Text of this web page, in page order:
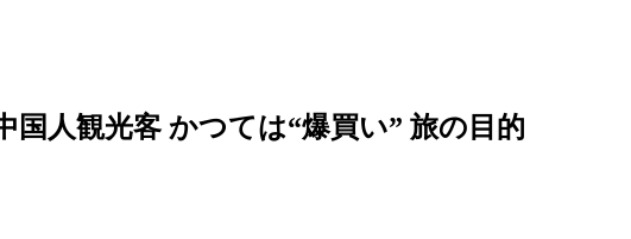
国人観光客 かつては“爆買い” 旅の目的